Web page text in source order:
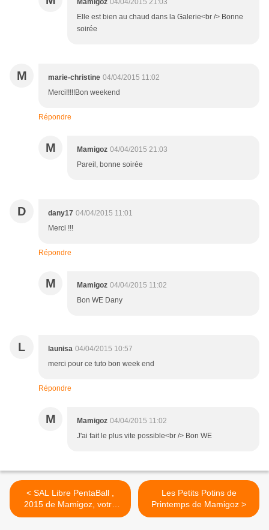
Mamigoz 04/04/2015 21:03
Elle est bien au chaud dans la Galerie<br /> Bonne
soirée
M marie-christine 04/04/2015 11:02
Merci!!!!!Bon weekend
Répondre
M Mamigoz 04/04/2015 21:03
Pareil, bonne soirée
D dany17 04/04/2015 11:01
Merci !!!
Répondre
M Mamigoz 04/04/2015 11:02
Bon WE Dany
L launisa 04/04/2015 10:57
merci pour ce tuto bon week end
Répondre
M Mamigoz 04/04/2015 11:02
J'ai fait le plus vite possible<br /> Bon WE
< SAL Libre PentaBall ,
2015 de Mamigoz, votre
12ème Penta
Les Petits Potins de
Printemps de Mamigoz >